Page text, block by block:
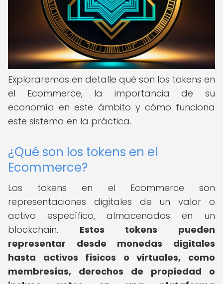
Exploraremos en detalle qué son los tokens en
el Ecommerce, la importancia de su
economía en este ámbito y cómo funciona
este sistema en la práctica.
¿Qué son los tokens en el
Ecommerce?
Los tokens en el Ecommerce son
representaciones digitales de un valor o
activo específico, almacenados en un
blockchain. Estos tokens pueden
representar desde monedas digitales
hasta activos físicos o virtuales, como
membresías, derechos de propiedad o